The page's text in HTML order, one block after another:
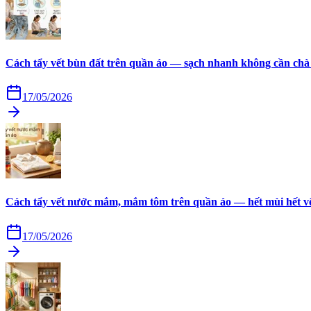
Cách tẩy vết bùn đất trên quần áo — sạch nhanh không cần
17/05/2026
Cách tẩy vết nước mắm, mắm tôm trên quần áo — hết mùi hết
17/05/2026